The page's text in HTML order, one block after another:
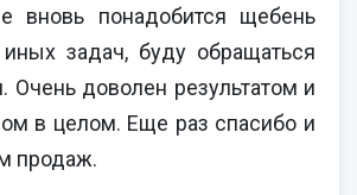
вновь понадобится щебень
задач, буду обращаться
Очень доволен результатом и
в целом. Еще раз спасибо и
продаж.